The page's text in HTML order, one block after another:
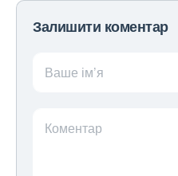
Залишити коментар
Ваше ім’я
Коментар